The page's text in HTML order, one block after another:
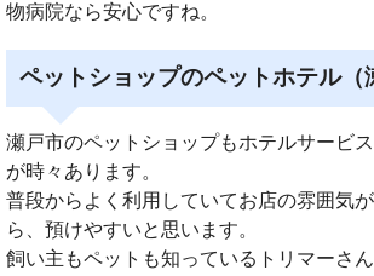
物病院なら安心ですね。
ペットショップのペットホテル（
瀬戸市のペットショップもホテルサービ
が時々あります。
普段からよく利用していてお店の雰囲気
ら、預けやすいと思います。
飼い主もペットも知っているトリマーさ